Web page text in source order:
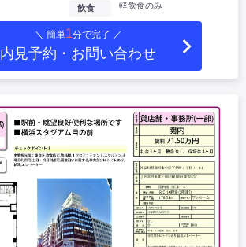
飲食 軽飲食のみ
＼ 簡単1分で完了 ／
内見予約・お問い合わせ